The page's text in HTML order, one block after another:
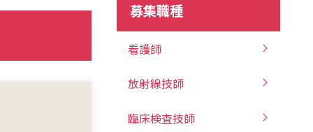
募集職種
看護師
放射線技師
臨床検査技師